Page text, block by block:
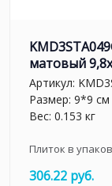
матовый
Артикул:
Размер: 9*9 см
Вес: 0.153 кг
Плиток в
306.22 руб.